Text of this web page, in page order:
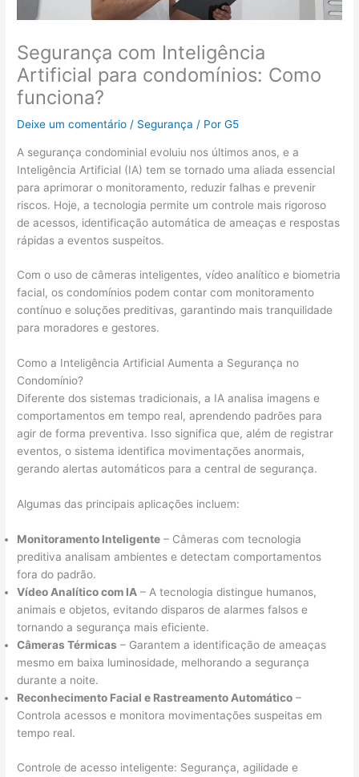
Segurança com Inteligência
Artificial para condomínios: Como
funciona?
Deixe um comentário / Segurança / PorG5
A segurança condominial evoluiu nos últimos anos, e a
Inteligência Artificial (IA) tem se tornado uma aliada essencial
para aprimorar o monitoramento, reduzir falhas e prevenir
riscos. Hoje, a tecnologia permite um controle mais rigoroso
de acessos, identificação automática de ameaças e respostas
rápidas a eventos suspeitos.
Com o uso de câmeras inteligentes, vídeo analítico e biometria
facial, os condomínios podem contar com monitoramento
contínuo e soluções preditivas, garantindo mais tranquilidade
para moradores e gestores.
Como a Inteligência Artificial Aumenta a Segurança no
Condomínio?
Diferente dos sistemas tradicionais, a IA analisa imagens e
comportamentos em tempo real, aprendendo padrões para
agir de forma preventiva. Isso significa que, além de registrar
eventos, o sistema identifica movimentações anormais,
gerando alertas automáticos para a central de segurança.
Algumas das principais aplicações incluem:
Monitoramento Inteligente – Câmeras com tecnologia
preditiva analisam ambientes e detectam comportamentos
fora do padrão.
Vídeo Analítico com IA – A tecnologia distingue humanos,
animais e objetos, evitando disparos de alarmes falsos e
tornando a segurança mais eficiente.
Câmeras Térmicas – Garantem a identificação de ameaças
mesmo em baixa luminosidade, melhorando a segurança
durante a noite.
Reconhecimento Facial e Rastreamento Automático –
Controla acessos e monitora movimentações suspeitas em
tempo real.
Controle de acesso inteligente: Segurança, agilidade e